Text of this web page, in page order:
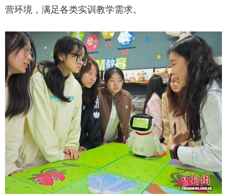
营环境，满足各类实训教学需求。